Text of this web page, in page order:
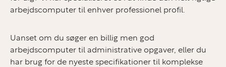
arbejdscomputer til enhver professionel profil.
Uanset om du søger en billig men god
arbejdscomputer til administrative opgaver, eller du
har brug for de nyeste specifikationer til komplekse